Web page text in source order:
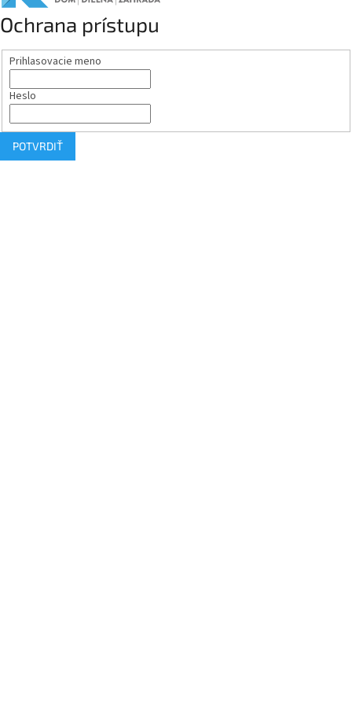
Ochrana prístupu
Prihlasovacie meno
Heslo
POTVRDIŤ